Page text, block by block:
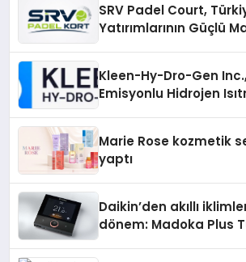
SRV Padel Court,
Yatırımlarının Güçlü
Kleen-Hy-Dro-Gen Inc.,
Emisyonlu Hidrojen
Marie Rose kozmetik
yaptı
Daikin’den akıllı
dönem: Madoka Plus